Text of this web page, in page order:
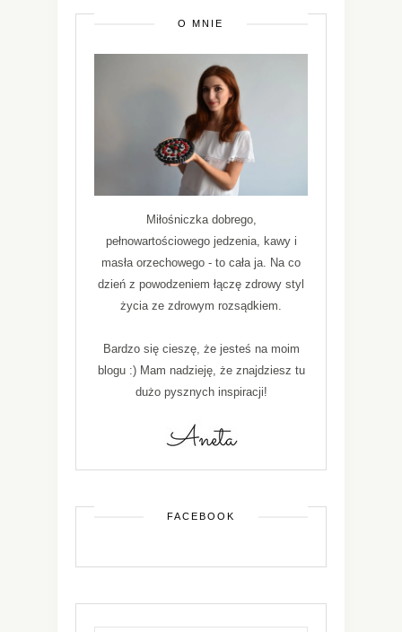
O MNIE
Miłośniczka dobrego,
pełnowartościowego jedzenia, kawy i
masła orzechowego - to cała ja. Na co
dzień z powodzeniem łączę zdrowy styl
życia ze zdrowym rozsądkiem.
Bardzo się cieszę, że jesteś na moim
blogu :) Mam nadzieję, że znajdziesz tu
dużo pysznych inspiracji!
FACEBOOK